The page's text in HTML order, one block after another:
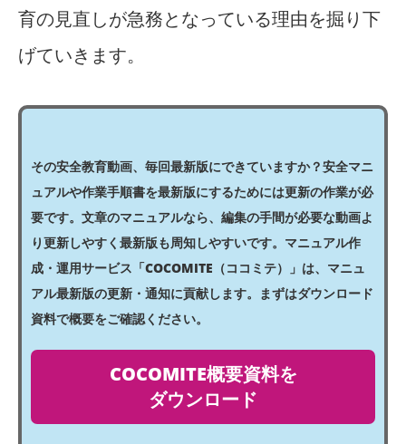
育の見直しが急務となっている理由を掘り下
げていきます。
その安全教育動画、毎回最新版にできていますか？安全マニ
ュアルや作業手順書を最新版にするためには更新の作業が必
要です。文章のマニュアルなら、編集の手間が必要な動画よ
り更新しやすく最新版も周知しやすいです。マニュアル作
成・運用サービス「COCOMITE（ココミテ）」は、マニュ
アル最新版の更新・通知に貢献します。まずはダウンロード
資料で概要をご確認ください。
COCOMITE概要資料を
ダウンロード